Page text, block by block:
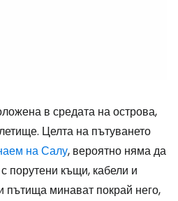
в средата на острова,
Целта на пътуването
на Салу, вероятно няма да
порутени къщи, кабели и
пътища минават покрай него,